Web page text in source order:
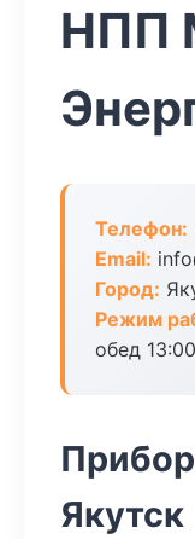
НПП
Телефон:
Email:
Город:
Режим
обед
Якутск